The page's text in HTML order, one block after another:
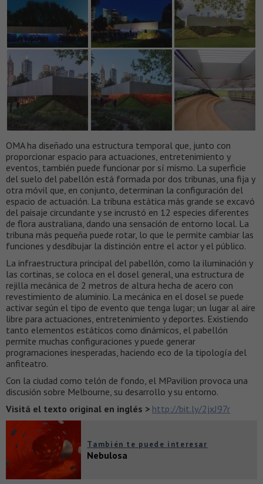
OMA ha diseñado una estructura temporal que, junto con
proporcionar espacio para actuaciones, entretenimiento y
eventos, también puede funcionar por sí mismo. La superficie
del suelo del pabellón está formada por dos tribunas, una fija y
otra móvil que, en conjunto, determinan la configuración del
espacio de actuación. La tribuna estática más grande se excavó
del paisaje circundante y se incrustó en 12 especies diferentes
de flora australiana, dando una sensación de entorno local. La
tribuna más pequeña puede rotar, lo que le permite cambiar las
funciones y desdibujar la distinción entre el actor y el público.
La infraestructura principal del pabellón, como la iluminación y
las cortinas, se coloca en el dosel general, una estructura de
rejilla mecánica de 2 metros de altura hecha de acero con
revestimiento de aluminio. La mecánica en el dosel se puede
activar según el tipo de evento que tenga lugar; un lugar al aire
libre para actuaciones, entretenimiento y deportes. Existiendo
tanto elementos estáticos como dinámicos, el pabellón
permite muchas configuraciones y puede generar
programaciones inesperadas, haciendo eco de la tipología del
anfiteatro.
Con la ciudad como telón de fondo, el MPavilion provoca una
discusión sobre Melbourne, su desarrollo y su entorno.
Visitá el texto original en inglés > http://bit.ly/2jxJ97r
También te puede interesar
Nebulosa